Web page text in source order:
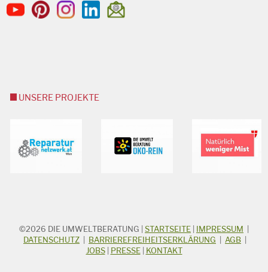
UNSERE PROJEKTE
STICHWORTSUCHE
Suchbegriff
©2026 DIE UMWELTBERATUNG STARTSEITE IMPRESSUM
DATENSCHUTZ
BARRIEREFREIHEITSERKLÄRUNG AGB
JOBS| PRESSE| KONTAKT